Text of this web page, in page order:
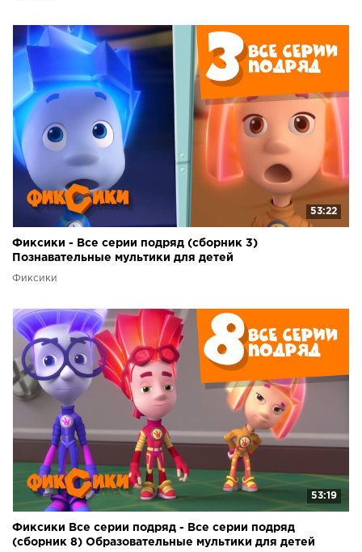
53:22
Фиксики - Все серии подряд (сборник 3)
Познавательные мультики для детей
Фиксики
53:19
Фиксики Все серии подряд - Все серии подряд
(сборник 8) Образовательные мультики для детей